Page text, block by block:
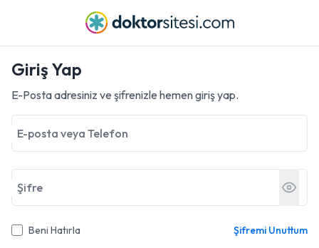
Giriş Yap
E-Posta adresiniz ve şifrenizle hemen giriş yap.
E-posta veya Telefon
Şifre
Beni Hatırla Şifremi Unuttum